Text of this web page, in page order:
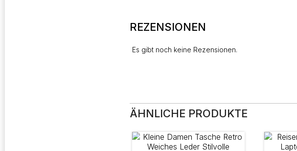
REZENSIONEN
Es gibt noch keine Rezensionen.
ÄHNLICHE PRODUKTE